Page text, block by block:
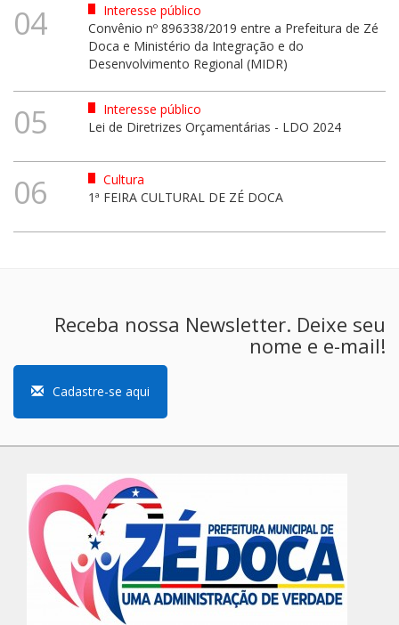
04
Interesse público
Convênio nº 896338/2019 entre a Prefeitura de Zé
Doca e Ministério da Integração e do
Desenvolvimento Regional (MIDR)
05
Interesse público
Lei de Diretrizes Orçamentárias - LDO 2024
06
Cultura
1ª FEIRA CULTURAL DE ZÉ DOCA
Receba nossa Newsletter. Deixe seu
nome e e-mail!
Cadastre-se aqui